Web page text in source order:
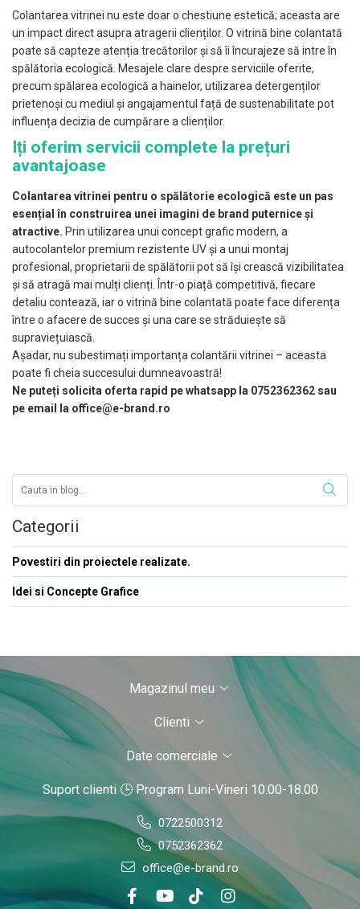
Colantarea vitrinei nu este doar o chestiune estetică; aceasta are
un impact direct asupra atragerii clienților. O vitrină bine colantată
poate să capteze atenția trecătorilor și să îi încurajeze să intre în
spălătoria ecologică. Mesajele clare despre serviciile oferite,
precum spălarea ecologică a hainelor, utilizarea detergenților
prietenoși cu mediul și angajamentul față de sustenabilitate pot
influența decizia de cumpărare a clienților.
Iți oferim servicii complete la prețuri
avantajoase
Colantarea vitrinei pentru o spălătorie ecologică este un pas
esențial în construirea unei imagini de brand puternice și
atractive. Prin utilizarea unui concept grafic modern, a
autocolantelor premium rezistente UV și a unui montaj
profesional, proprietarii de spălătorii pot să își crească vizibilitatea
și să atragă mai mulți clienți. Într-o piață competitivă, fiecare
detaliu contează, iar o vitrină bine colantată poate face diferența
între o afacere de succes și una care se străduiește să
supraviețuiască.
Așadar, nu subestimați importanța colantării vitrinei – aceasta
poate fi cheia succesului dumneavoastră!
Ne puteți solicita oferta rapid pe whatsapp la 0752362362 sau
pe email la office@e-brand.ro
Categorii
Povestiri din proiectele realizate.
Idei si Concepte Grafice
Magazinul meu
Clienti
Date comerciale
Suport clienti 🕒 Program Luni-Vineri 10.00-18.00
0722500312
0752362362
office@e-brand.ro